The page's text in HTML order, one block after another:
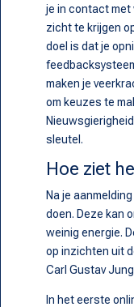
je in contact met
zicht te krijgen
doel is dat je
maken je
om keuzes te
sleutel.
Hoe ziet
Na je
doen. Deze kan
weinig energie.
op inzichten uit
Carl Gustav
In het eerste